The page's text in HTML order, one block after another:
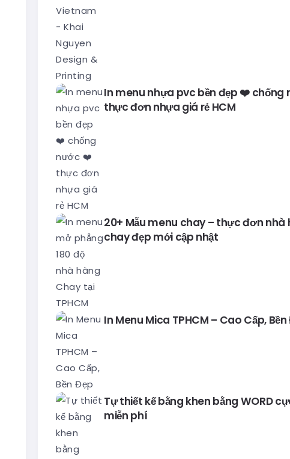
In menu nhựa pvc bền đẹp ❤️
thực đơn nhựa giá rẻ HCM
20+ Mẫu menu chay – thực đơn nhà
chay đẹp mới cập nhật
In Menu Mica TPHCM – Cao Cấp,
Tự thiết kế bằng khen bằng WORD
miễn phí